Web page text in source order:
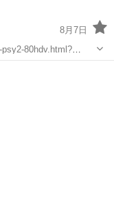
8月7日
80hdv.html?